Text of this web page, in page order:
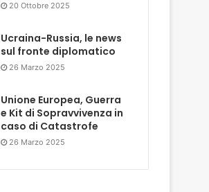
20 Ottobre 2025
Ucraina-Russia, le news
sul fronte diplomatico
26 Marzo 2025
Unione Europea, Guerra
e Kit di Sopravvivenza in
caso di Catastrofe
26 Marzo 2025